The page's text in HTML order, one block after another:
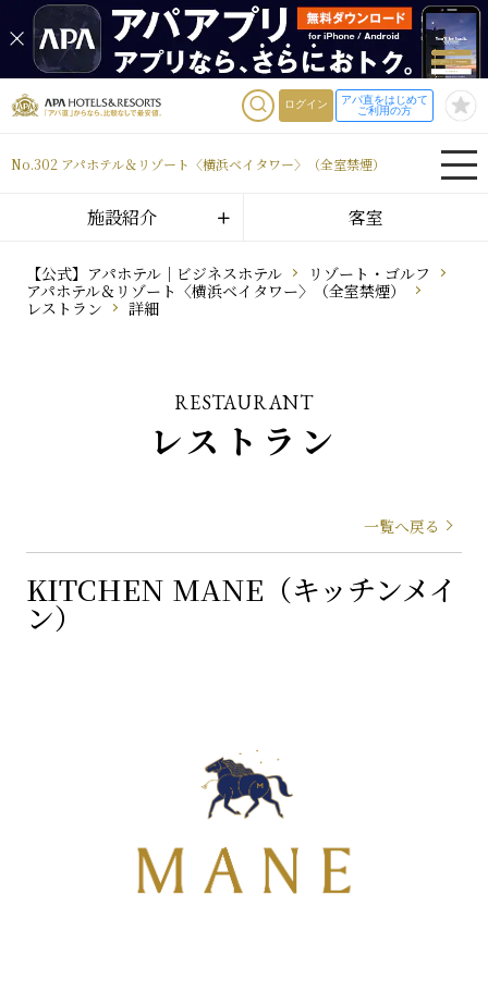
ログイン
アパ直をはじめて
ご利用の方
No.302 アパホテル＆リゾート〈横浜ベイタワー〉（全室禁煙）
施設紹介 客室
【公式】アパホテル｜ビジネスホテル
リゾート・ゴルフ
アパホテル＆リゾート〈横浜ベイタワー〉（全室禁煙）
レストラン
詳細
RESTAURANT
レストラン
一覧へ戻る
KITCHEN MANE（キッチンメイ
ン）